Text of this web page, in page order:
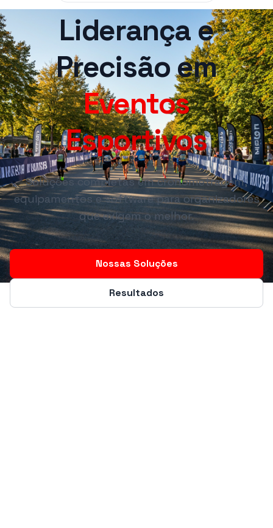
Liderança e
Precisão em
Eventos
Esportivos
Soluções completas em cronometragem,
equipamentos e software para organizadores
que exigem o melhor.
Nossas Soluções
Resultados